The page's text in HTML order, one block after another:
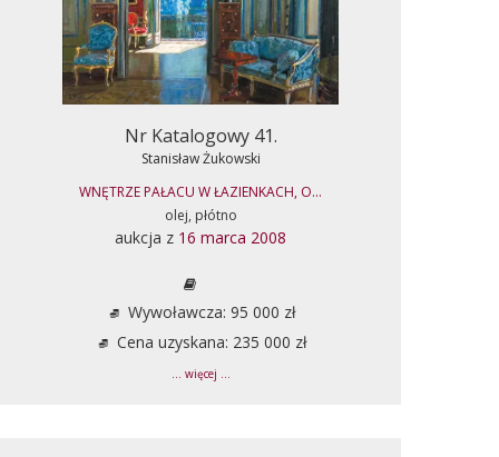
Nr Katalogowy 41.
Stanisław Żukowski
WNĘTRZE PAŁACU W ŁAZIENKACH, O...
olej, płótno
aukcja z 16 marca 2008
Wywoławcza: 95 000 zł
Cena uzyskana: 235 000 zł
... więcej ...